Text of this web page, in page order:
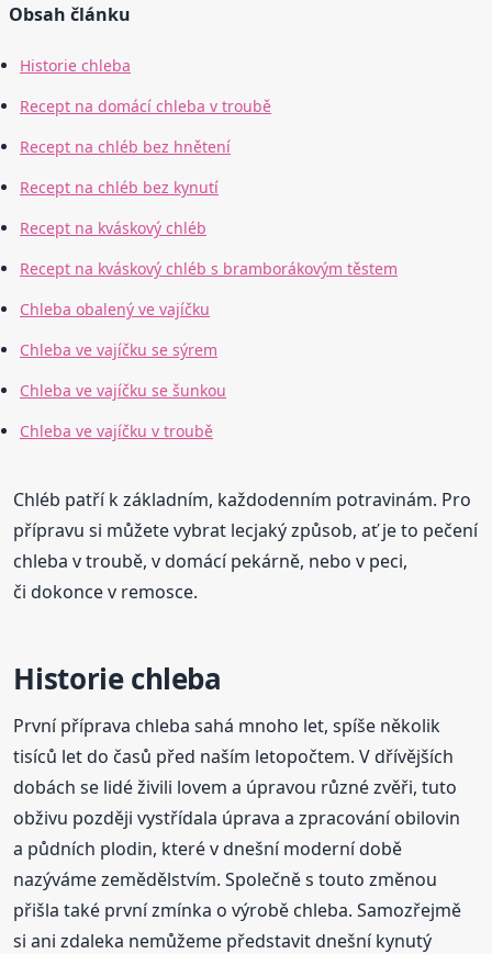
Obsah článku
Historie chleba
Recept na domácí chleba v troubě
Recept na chléb bez hnětení
Recept na chléb bez kynutí
Recept na kváskový chléb
Recept na kváskový chléb s bramborákovým těstem
Chleba obalený ve vajíčku
Chleba ve vajíčku se sýrem
Chleba ve vajíčku se šunkou
Chleba ve vajíčku v troubě
Chléb patří k základním, každodenním potravinám. Pro
přípravu si můžete vybrat lecjaký způsob, ať je to pečení
chleba v troubě, v domácí pekárně, nebo v peci,
či dokonce v remosce.
Historie chleba
První příprava chleba sahá mnoho let, spíše několik
tisíců let do časů před naším letopočtem. V dřívějších
dobách se lidé živili lovem a úpravou různé zvěři, tuto
obživu později vystřídala úprava a zpracování obilovin
a půdních plodin, které v dnešní moderní době
nazýváme zemědělstvím. Společně s touto změnou
přišla také první zmínka o výrobě chleba. Samozřejmě
si ani zdaleka nemůžeme představit dnešní kynutý